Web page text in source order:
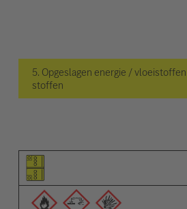
5. Opgeslagen energie /
stoffen
Pictogram van het element
Pictogrammen van de waarschuwingen
Omschrijving